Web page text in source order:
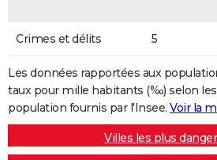
Crimes et délits 5
Les données rapportées aux
taux pour mille habitants (‰) selon
population fournis par l'Insee. Voir la
Villes les plus